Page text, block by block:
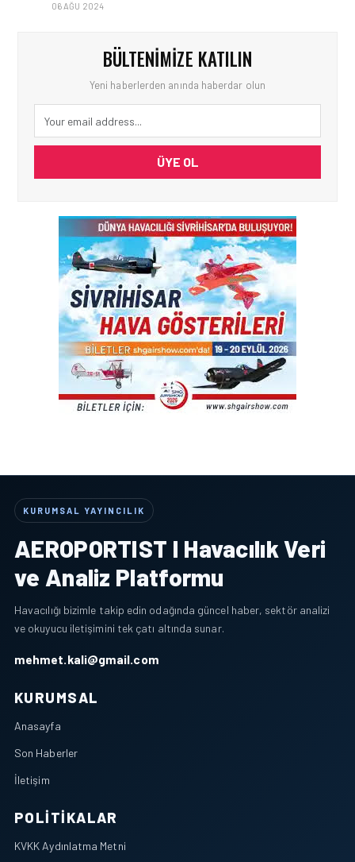
06 AĞU 2024
BÜLTENIMIZE KATILIN
Yeni haberlerden anında haberdar olun
ÜYE OL
KURUMSAL YAYINCILIK
AEROPORTIST I Havacılık Veri
ve Analiz Platformu
Havacılığı bizimle takip edin odağında güncel haber, sektör analizi
ve okuyucu iletişimini tek çatı altında sunar.
mehmet.kali@gmail.com
KURUMSAL
Anasayfa
Son Haberler
İletişim
POLITIKALAR
KVKK Aydınlatma Metni